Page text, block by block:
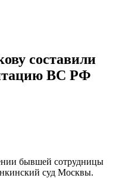
составили
ВС РФ
бывшей сотрудницы
суд Москвы.